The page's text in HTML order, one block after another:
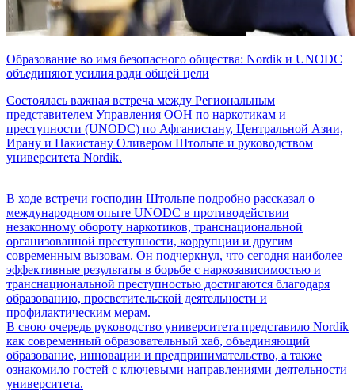
Образование во имя безопасного общества: Nordik и UNODC
объединяют усилия ради общей цели
Состоялась важная встреча между Региональным
представителем Управления ООН по наркотикам и
преступности (UNODC) по Афганистану, Центральной Азии,
Ирану и Пакистану Оливером Штольпе и руководством
университета Nordik.
В ходе встречи господин Штольпе подробно рассказал о
международном опыте UNODC в противодействии
незаконному обороту наркотиков, транснациональной
организованной преступности, коррупции и другим
современным вызовам. Он подчеркнул, что сегодня наиболее
эффективные результаты в борьбе с наркозависимостью и
транснациональной преступностью достигаются благодаря
образованию, просветительской деятельности и
профилактическим мерам.
В свою очередь руководство университета представило Nordik
как современный образовательный хаб, объединяющий
образование, инновации и предпринимательство, а также
ознакомило гостей с ключевыми направлениями деятельности
университета.